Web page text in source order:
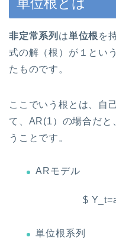
非定常系列 は単位根を
式の解（根）が１とい
たものです。
ここでいう根とは、自
て、AR(1）の場合だと
うことです。
ARモデル
$
単位根系列